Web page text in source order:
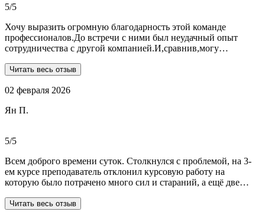
5/5
Хочу выразить огромную благодарность этой команде
профессионалов.До встречи с ними был неудачный опыт
сотрудничества с другой компанией.И,сравнив,могу
профессионалов.Условия,сроки были сразу оговорены и четко
уровне.А если возникали вопросы или проблемы,то помощь
помощь студентам,то только-сюда.Огромное спасибо!!!
Читать весь отзыв
02 февраля 2026
Ян П.
5/5
Всем доброго времени суток. Столкнулся с проблемой, на 3-
ем курсе преподаватель отклонил курсовую работу на
которую было потрачено много сил и стараний, а ещё две
обратился в Dist-help. Первый раз, были опасения и по срокам,
Читать весь отзыв